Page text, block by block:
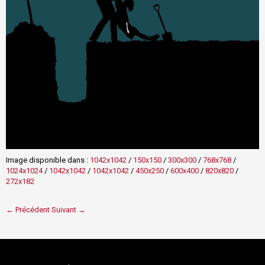
Image disponible dans : 1042x1042 / 150x150 / 300x300 / 768x768 /
1024x1024/ 1042x1042 / 1042x1042 / 450x250 / 600x400 / 820x820 /
272x182
← Précédent Suivant →